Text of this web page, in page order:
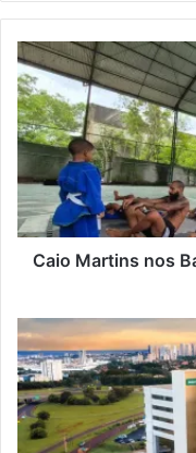
C
a
i
o
M
r
t
i
s
B
a
i
Caio Martins nos
H
o
s
p
i